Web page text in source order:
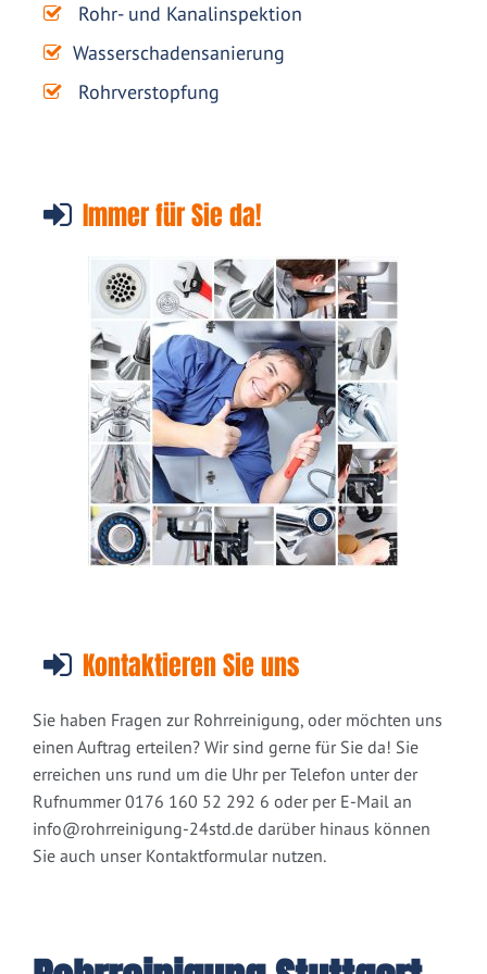
Rohr- und Kanalinspektion
Wasserschadensanierung
Rohrverstopfung
Immer für Sie da!
Kontaktieren Sie uns
Sie haben Fragen zur Rohrreinigung, oder möchten uns
einen Auftrag erteilen? Wir sind gerne für Sie da! Sie
erreichen uns rund um die Uhr per Telefon unter der
Rufnummer 0176 160 52 292 6 oder per E-Mail an
info@rohrreinigung-24std.de darüber hinaus können
Sie auch unser Kontaktformular nutzen.